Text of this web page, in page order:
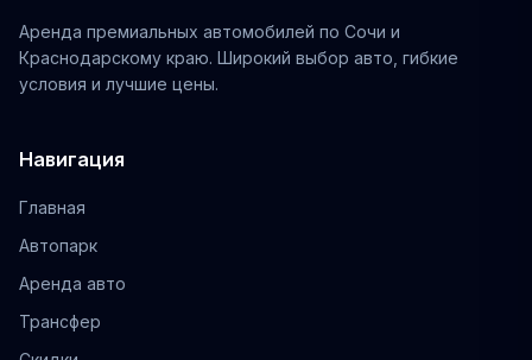
Аренда премиальных автомобилей по Сочи и
Краснодарскому краю. Широкий выбор авто, гибкие
условия и лучшие цены.
Навигация
Главная
Автопарк
Аренда авто
Трансфер